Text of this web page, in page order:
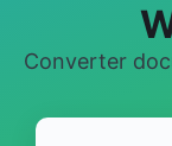
Converter